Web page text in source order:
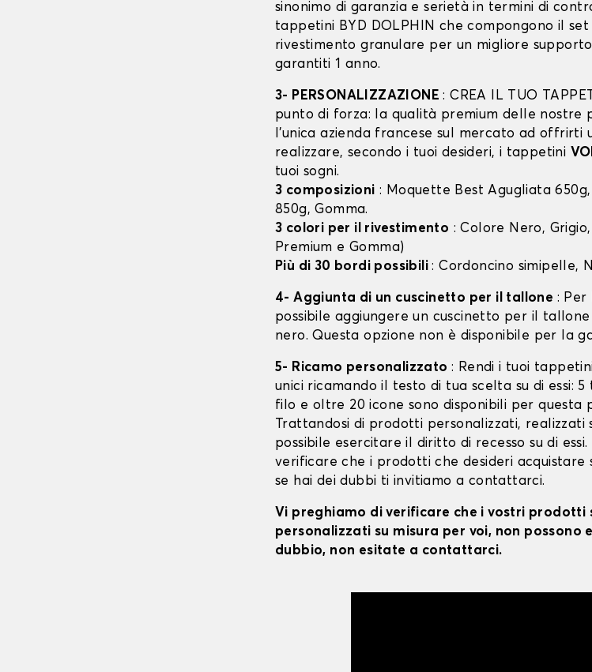
sinonimo di garanzia e serietà in termini di
tappetini BYD DOLPHIN che compongono il
rivestimento granulare per un migliore
garantiti 1 anno.
3- PERSONALIZZAZIONE: CREA IL TUO
punto di forza: la qualità premium delle nostre
l’unica azienda francese sul mercato ad
realizzare, secondo i tuoi desideri, i tappetini
tuoi sogni.
3 composizioni : Moquette Best Agugliata
850g, Gomma.
3 colori per il rivestimento : Colore Nero,
Premium e Gomma)
Più di 30 bordi possibili: Cordoncino simipelle,
4- Aggiunta di un cuscinetto per il tallone : Per
possibile aggiungere un cuscinetto per il
nero. Questa opzione non è disponibile per la
5- Ricamo personalizzato : Rendi i tuoi tappetini
unici ricamando il testo di tua scelta su di essi:
filo e oltre 20 icone sono disponibili per questa
Trattandosi di prodotti personalizzati,
possibile esercitare il diritto di recesso su di
verificare che i prodotti che desideri acquistare
se hai dei dubbi ti invitiamo a contattarci.
Vi preghiamo di verificare che i vostri prodotti
personalizzati su misura per voi, non possono
dubbio, non esitate a contattarci.